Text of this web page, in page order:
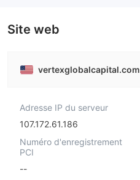
Etiquette principale MT4
Site web
vertexglobalcapital.com
Adresse IP du serveur
107.172.61.186
Numéro d'enregistrement
PCI
--